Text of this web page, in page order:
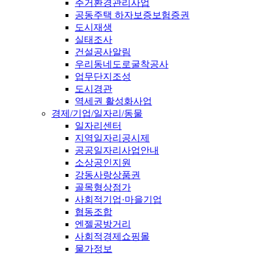
주거환경관리사업
공동주택 하자보증보험증권
도시재생
실태조사
건설공사알림
우리동네도로굴착공사
업무단지조성
도시경관
역세권 활성화사업
경제/기업/일자리/동물
일자리센터
지역일자리공시제
공공일자리사업안내
소상공인지원
강동사랑상품권
골목형상점가
사회적기업·마을기업
협동조합
엔젤공방거리
사회적경제쇼핑몰
물가정보